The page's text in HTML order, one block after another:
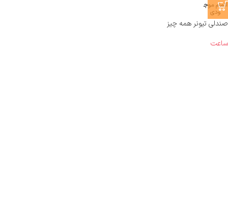
اتمام موج
ودی
صندلی تیونر همه چیز
ساعت